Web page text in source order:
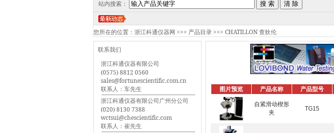
站内搜索：
您所在的位置： 浙江科通仪器网 >>> 产品目录 >>> CHATILLON 查狄伦
联系我们
浙江科通仪器有限公司
(0575) 8812 0560
sales@fortunescientific.com.cn
联系人：车先生
浙江科通仪器有限公司广州分公司
(020) 8130 7388
wctsui@chescientific.com
联系人：崔先生
图片预览
产品名称 产品型号
自紧滑动楔形
夹
TG15